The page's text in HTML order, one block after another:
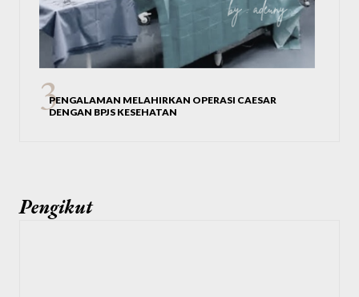
PENGALAMAN MELAHIRKAN OPERASI CAESAR
DENGAN BPJS KESEHATAN
Pengikut